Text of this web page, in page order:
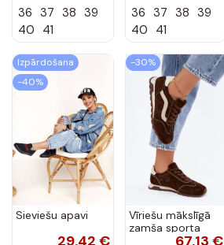
36 37 38 39
40 41
36 37 38 39
40 41
Izpārdošana
-40%
Sieviešu apavi
29,42 €
-30%
Vīriešu mākslīgā
zamša sporta
67,13 €